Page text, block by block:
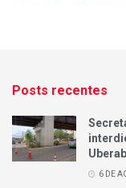
Posts recentes
6 DE